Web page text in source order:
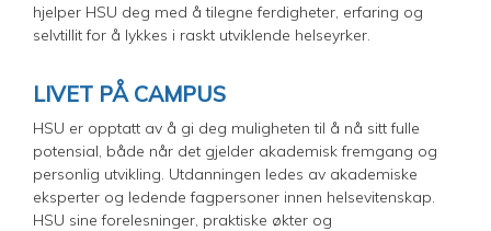
hjelper HSU deg med å tilegne ferdigheter, erfaring og
selvtillit for å lykkes i raskt utviklende helseyrker.
LIVET PÅ CAMPUS
HSU er opptatt av å gi deg muligheten til å nå sitt fulle
potensial, både når det gjelder akademisk fremgang og
personlig utvikling. Utdanningen ledes av akademiske
eksperter og ledende fagpersoner innen helsevitenskap.
HSU sine forelesninger, praktiske økter og